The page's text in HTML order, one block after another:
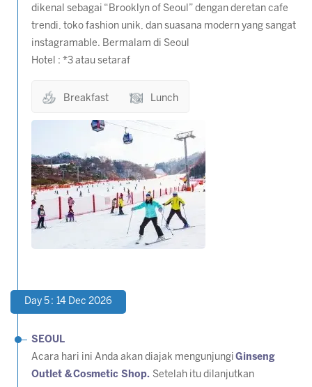
dikenal sebagai “Brooklyn of Seoul” dengan deretan cafe
trendi, toko fashion unik, dan suasana modern yang sangat
instagramable. Bermalam di Seoul
Hotel : *3 atau setaraf
Breakfast Lunch
Day 5 : 14 Dec 2026
SEOUL
Acara hari ini Anda akan diajak mengunjungi Ginseng
Outlet &Cosmetic Shop. Setelah itu dilanjutkan